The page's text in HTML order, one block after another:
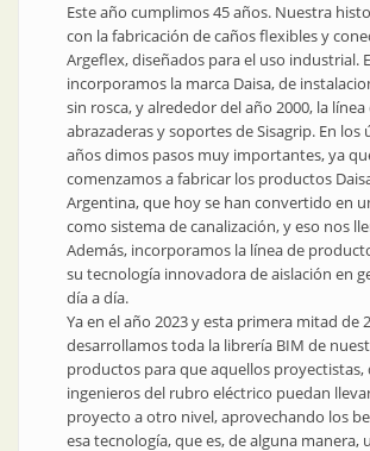
Este año cumplimos 45 años. Nuestra
con la fabricación de caños flexibles y
Argeflex, diseñados para el uso industrial.
incorporamos la marca Daisa, de
sin rosca, y alrededor del año 2000, la línea
abrazaderas y soportes de Sisagrip. En los
años dimos pasos muy importantes, ya
comenzamos a fabricar los productos
Argentina, que hoy se han convertido en
como sistema de canalización, y eso nos
Además, incorporamos la línea de
su tecnología innovadora de aislación en
día a día.
Ya en el año 2023 y esta primera mitad de
desarrollamos toda la librería BIM de
productos para que aquellos proyectistas,
ingenieros del rubro eléctrico puedan
proyecto a otro nivel, aprovechando los
esa tecnología, que es, de alguna manera,